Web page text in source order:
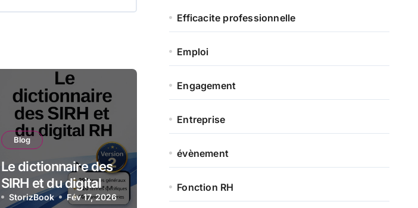
Blog
Le dictionnaire des
SIRH et du digital
RH: De A à Z : Tout
StorizBook Fév 17, 2026
Efficacite professionnelle
Emploi
Engagement
Entreprise
évènement
Fonction RH